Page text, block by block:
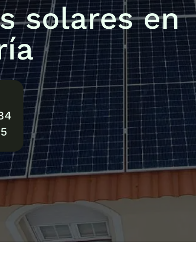
solares en